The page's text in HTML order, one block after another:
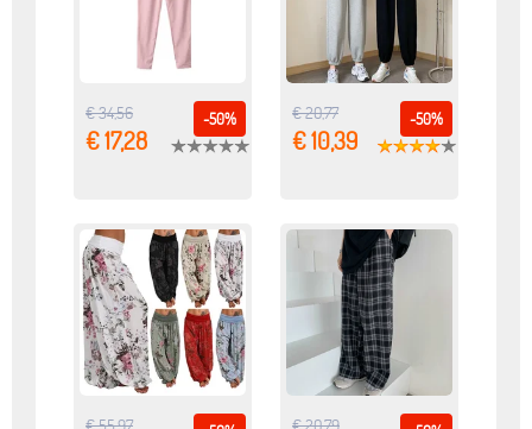
-50%
€ 34,56
€ 17,28
-50%
€ 20,77
€ 10,39